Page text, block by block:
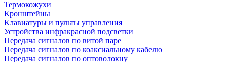
Термокожухи
Кронштейны
Клавиатуры и пульты управления
Устройства инфракрасной подсветки
Передача сигналов по витой паре
Передача сигналов по коаксиальному кабелю
Передача сигналов по оптоволокну